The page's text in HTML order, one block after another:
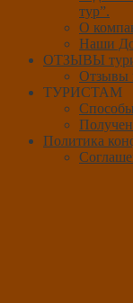
тур”.
О
Наши
ОТЗЫВЫ
Отзывы
ТУРИСТАМ
Политика